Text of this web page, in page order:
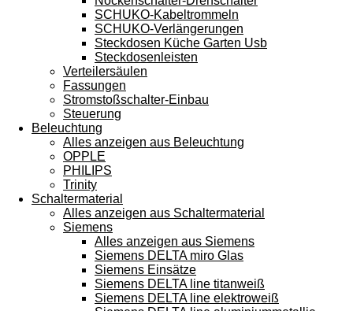
SCHUKO-Kabeltrommeln
SCHUKO-Verlängerungen
Steckdosen Küche Garten Usb
Steckdosenleisten
Verteilersäulen
Fassungen
Stromstoßschalter-Einbau
Steuerung
Beleuchtung
Alles anzeigen aus Beleuchtung
OPPLE
PHILIPS
Trinity
Schaltermaterial
Alles anzeigen aus Schaltermaterial
Siemens
Alles anzeigen aus Siemens
Siemens DELTA miro Glas
Siemens Einsätze
Siemens DELTA line titanweiß
Siemens DELTA line elektroweiß